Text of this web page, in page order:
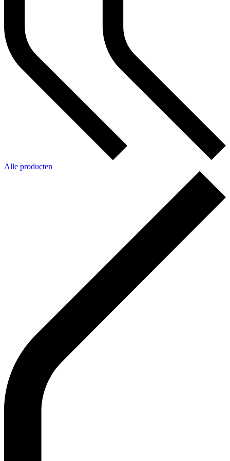
Alle producten